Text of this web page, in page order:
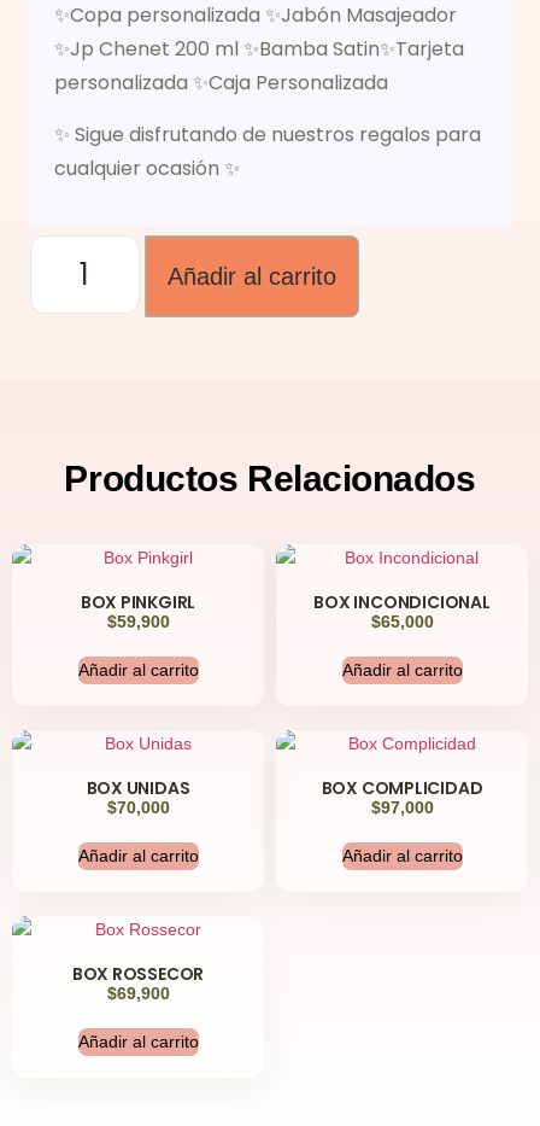
✨Copa personalizada ✨Jabón Masajeador
✨Jp Chenet 200 ml ✨Bamba Satin✨Tarjeta
personalizada ✨Caja Personalizada
✨ Sigue disfrutando de nuestros regalos para
cualquier ocasión ✨
Añadir al carrito
Productos Relacionados
BOX PINKGIRL
$59,900
Añadir al carrito
BOX INCONDICIONAL
$65,000
Añadir al carrito
BOX UNIDAS
$70,000
Añadir al carrito
BOX COMPLICIDAD
$97,000
Añadir al carrito
BOX ROSSECOR
$69,900
Añadir al carrito